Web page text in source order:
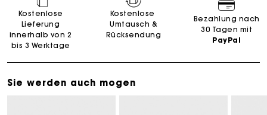
Kostenlose
Lieferung
innerhalb von 2
bis 3 Werktage
Kostenlose
Umtausch &
Rücksendung
Bezahlung nach
30 Tagen mit
PayPal
Sie werden auch mogen